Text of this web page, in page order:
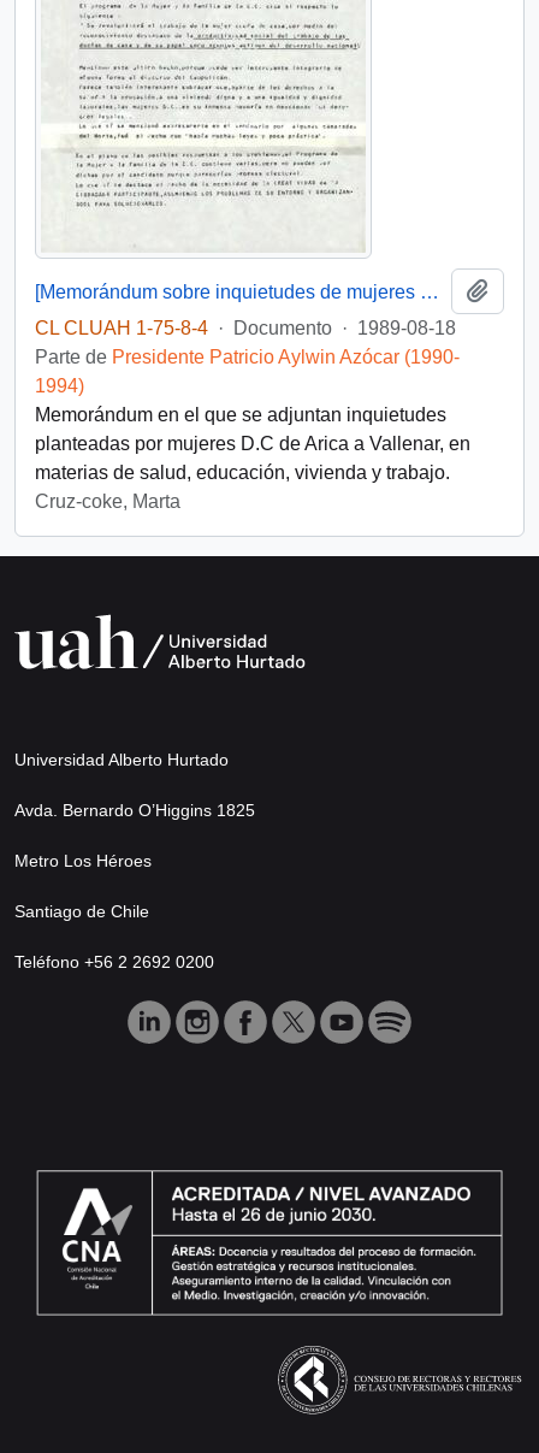
[Memorándum sobre inquietudes de mujeres D.C]
CL CLUAH 1-75-8-4 · Documento · 1989-08-18
Parte de Presidente Patricio Aylwin Azócar (1990-
1994)
Memorándum en el que se adjuntan inquietudes
planteadas por mujeres D.C de Arica a Vallenar, en
materias de salud, educación, vivienda y trabajo.
Cruz-coke, Marta
Universidad Alberto Hurtado
Avda. Bernardo O’Higgins 1825
Metro Los Héroes
Santiago de Chile
Teléfono +56 2 2692 0200